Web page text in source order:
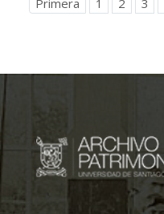
Primera 1 2 3